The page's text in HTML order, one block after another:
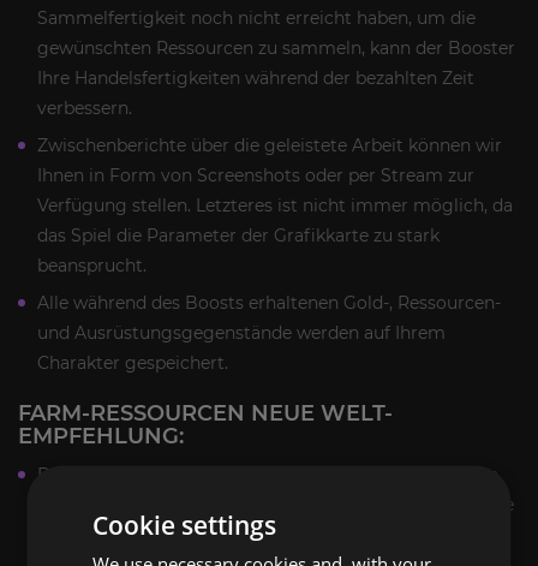
Sammelfertigkeit noch nicht erreicht haben, um die
gewünschten Ressourcen zu sammeln, kann der Booster
Ihre Handelsfertigkeiten während der bezahlten Zeit
verbessern.
Zwischenberichte über die geleistete Arbeit können wir
Ihnen in Form von Screenshots oder per Stream zur
Verfügung stellen. Letzteres ist nicht immer möglich, da
das Spiel die Parameter der Grafikkarte zu stark
beansprucht.
Alle während des Boosts erhaltenen Gold-, Ressourcen-
und Ausrüstungsgegenstände werden auf Ihrem
Charakter gespeichert.
FARM-RESSOURCEN NEUE WELT-
EMPFEHLUNG:
Bitte geben Sie vor Beginn der Auftragsausführung an,
welche Ressourcen unser Booster für Sie farmen soll. Sie
können entweder einen Ressourcentyp oder mehrere
Cookie settings